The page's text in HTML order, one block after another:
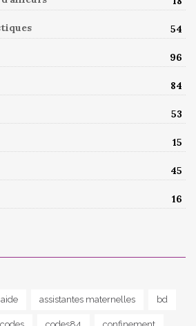
54
96
84
53
15
45
16
aide assistantes maternelles bd